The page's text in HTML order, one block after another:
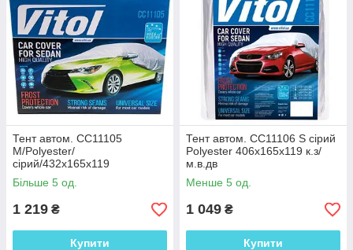
Тент автом. CC11105
M/Polyester/
сірий/432х165х119
Більше 5 од.
1 219 ₴
Купити
Тент автом. CC11106 S сірий
Polyester 406х165х119 к.з/
м.в.дв
Менше 5 од.
1 049 ₴
Купити